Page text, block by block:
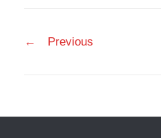
navigation
← Previous